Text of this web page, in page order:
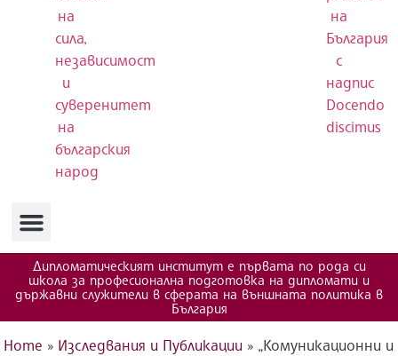
Дипломатическият институт е първата по рода си
школа за професионална подготовка на дипломати и
държавни служители в сферата на външната политика в
България
Home » Изследвания и Публикации » „Комуникационни и